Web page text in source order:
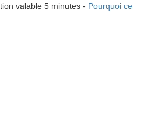
valable 5 minutes - Pourquoi ce